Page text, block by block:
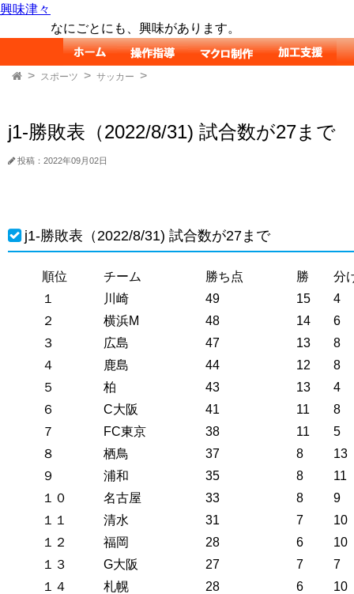
興味津々
なにごとにも、興味があります。
スポーツ サッカー
j1-勝敗表（2022/8/31) 試合数が27まで
投稿：2022年09月02日
j1-勝敗表（2022/8/31) 試合数が27まで
順位 チーム 勝ち点 勝
分
１
川崎 49 15
4
２
横浜M 48 14
6
３
広島 47 13
8
４
鹿島 44 12
8
５
柏 43 13
4
６
C大阪 41 11
8
７
FC東京 38 11
5
８
栖鳥 37 8
13
９
浦和 35 8
11
１０
名古屋 33 8
9
１１
清水 31 7
10
１２
福岡 28 6
10
１３
G大阪 27 7
7
１４
札幌 28 6
10